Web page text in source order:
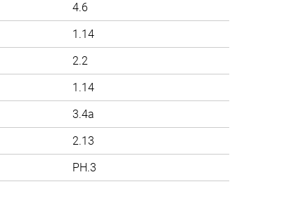
4.6
1.14
2.2
1.14
3.4a
2.13
PH.3